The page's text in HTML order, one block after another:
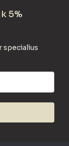
5%
specialius